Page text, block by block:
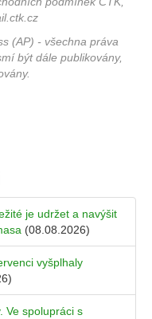
(AP) - všechna práva
být dále publikovány,
je udržet a navýšit
(08.08.2026)
vyšplhaly
Ve spolupráci s